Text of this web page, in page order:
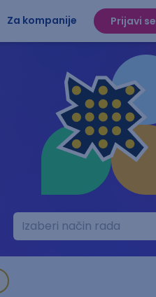
Za kompanije Prijavi se
Izaberi način rada